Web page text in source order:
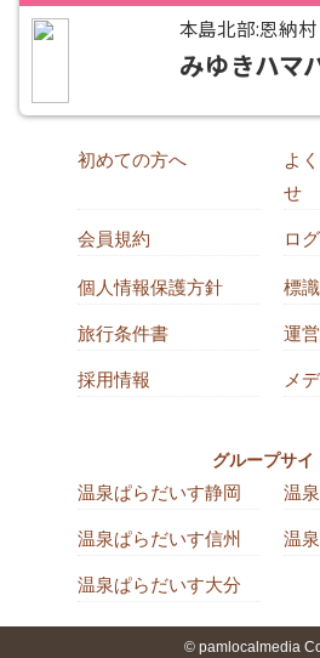
本島北部:恩納村
みゆきハマ
初めての方へ
よ
せ
会員規約 ロ
個人情報保護方針 標
旅行条件書 運
採用情報 メ
グループサイ
温泉ぱらだいす静岡 温
温泉ぱらだいす信州 温
温泉ぱらだいす大分
© pamlocalmedia